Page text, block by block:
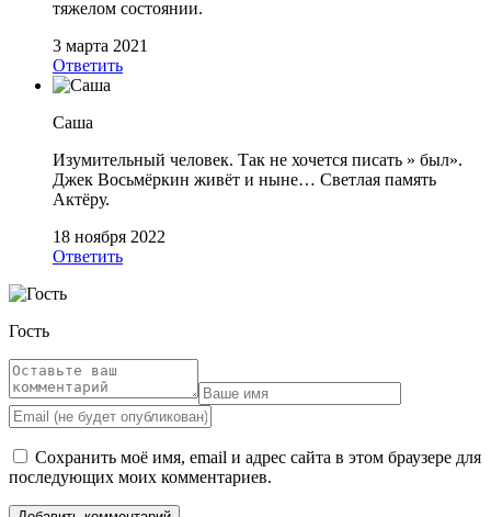
тяжелом состоянии.
3 марта 2021
Ответить
Саша
Изумительный человек. Так не хочется писать » был».
Джек Восьмёркин живёт и ныне… Светлая память
Актёру.
18 ноября 2022
Ответить
Гость
Сохранить моё имя, email и адрес сайта в этом браузере для
последующих моих комментариев.